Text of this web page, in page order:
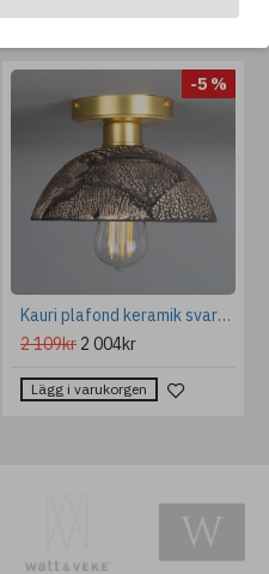
-5 %
Kauri plafond keramik svart lera 20cm
2 109kr 2 004kr
Lägg i varukorgen